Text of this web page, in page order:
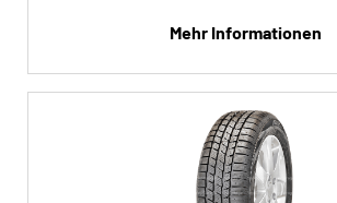
Mehr Informationen